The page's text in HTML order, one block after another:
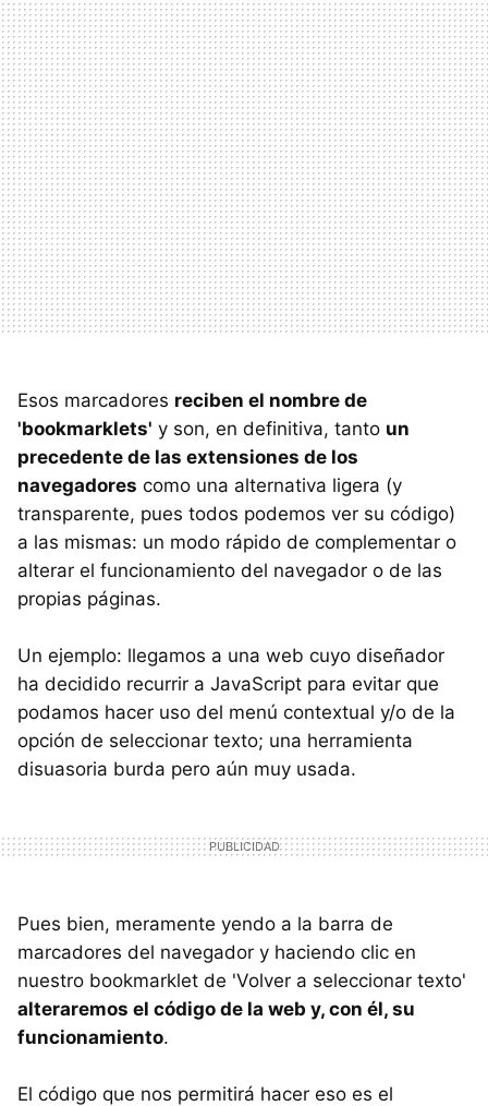
Esos marcadores reciben el nombre de
'bookmarklets' y son, en definitiva, tanto un
precedente de las extensiones de los
navegadores como una alternativa ligera (y
transparente, pues todos podemos ver su código)
a las mismas: un modo rápido de complementar o
alterar el funcionamiento del navegador o de las
propias páginas.
Un ejemplo: llegamos a una web cuyo diseñador
ha decidido recurrir a JavaScript para evitar que
podamos hacer uso del menú contextual y/o de la
opción de seleccionar texto; una herramienta
disuasoria burda pero aún muy usada.
Pues bien, meramente yendo a la barra de
marcadores del navegador y haciendo clic en
nuestro bookmarklet de 'Volver a seleccionar texto'
alteraremos el código de la web y, con él, su
funcionamiento.
El código que nos permitirá hacer eso es el